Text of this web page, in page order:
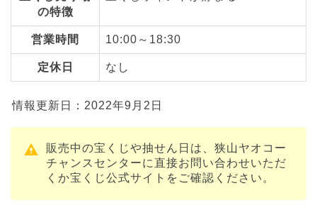
の特徴
営業時間 10:00～18:30
定休日 なし
情報更新日：2022年9月2日
販売中の宝くじや抽せん日は、狭山ヤオコー
チャンスセンターに直接お問い合わせいただ
くか宝くじ公式サイトをご確認ください。